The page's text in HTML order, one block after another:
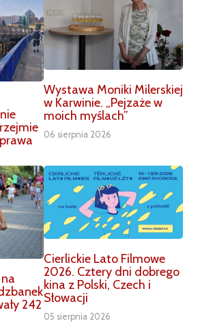
Wystawa Moniki Milerskiej
w Karwinie. „Pejzaże w
moich myślach”
06 sierpnia 2026
242
Cierlickie Lato Filmowe
2026. Cztery dni dobrego
kina z Polski, Czech i
Słowacji
05 sierpnia 2026